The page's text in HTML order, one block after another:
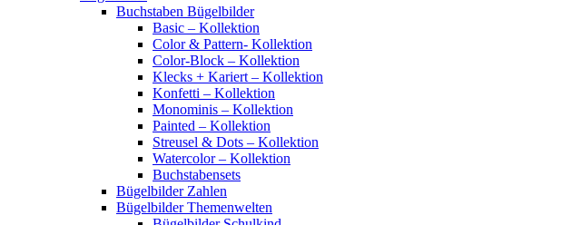
Buchstaben Bügelbilder
Basic – Kollektion
Color & Pattern- Kollektion
Color-Block – Kollektion
Klecks + Kariert – Kollektion
Konfetti – Kollektion
Monominis – Kollektion
Painted – Kollektion
Streusel & Dots – Kollektion
Watercolor – Kollektion
Buchstabensets
Bügelbilder Zahlen
Bügelbilder Themenwelten